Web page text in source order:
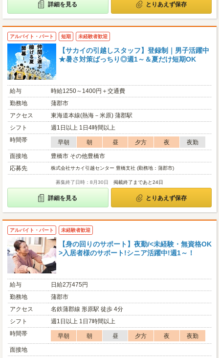
詳細を見る とりあえず保存
アルバイト・パート 短期 未経験者歓迎
【サカイの引越しスタッフ】登録制｜男子活躍中
★暑さ対策ばっちり◎週1～＆夏だけ短期OK
給与
時給1250～1400円＋交通費
勤務地
蒲郡市
アクセス
東海道本線(熱海－米原) 蒲郡駅
シフト
週1日以上 1日4時間以上
時間帯
早朝 朝 昼 夕方 夜
夜勤
面接地
豊橋市 その他豊橋市
応募先
株式会社サカイ引越センター 豊橋支社 (勤務地：蒲郡市)
募集終了日時：8月30日 掲載終了まであと24日
詳細を見る とりあえず保存
アルバイト・パート 未経験者歓迎
【身の回りのサポート】夜勤/<未経験・無資格OK
>入居者様のサポート!シニア活躍中!週1～！
給与
日給2万475円
勤務地
蒲郡市
アクセス
名鉄蒲郡線 形原駅 徒歩 4分
シフト
週1日以上 1日7時間以上
時間帯
早朝 朝 昼 夕方 夜
夜勤
面接地